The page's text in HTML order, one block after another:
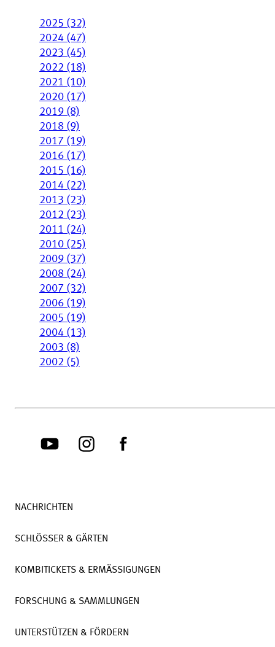
2025 (32)
2024 (47)
2023 (45)
2022 (18)
2021 (10)
2020 (17)
2019 (8)
2018 (9)
2017 (19)
2016 (17)
2015 (16)
2014 (22)
2013 (23)
2012 (23)
2011 (24)
2010 (25)
2009 (37)
2008 (24)
2007 (32)
2006 (19)
2005 (19)
2004 (13)
2003 (8)
2002 (5)
NACHRICHTEN
SCHLÖSSER & GÄRTEN
KOMBITICKETS & ERMÄSSIGUNGEN
FORSCHUNG & SAMMLUNGEN
UNTERSTÜTZEN & FÖRDERN